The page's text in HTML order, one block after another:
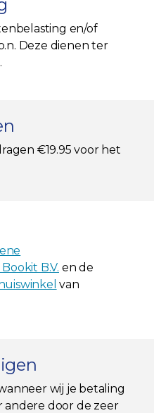
en/of
Deze dienen ter
€19.95 voor het
B.V. en de
van
wij je betaling
andere door de zeer